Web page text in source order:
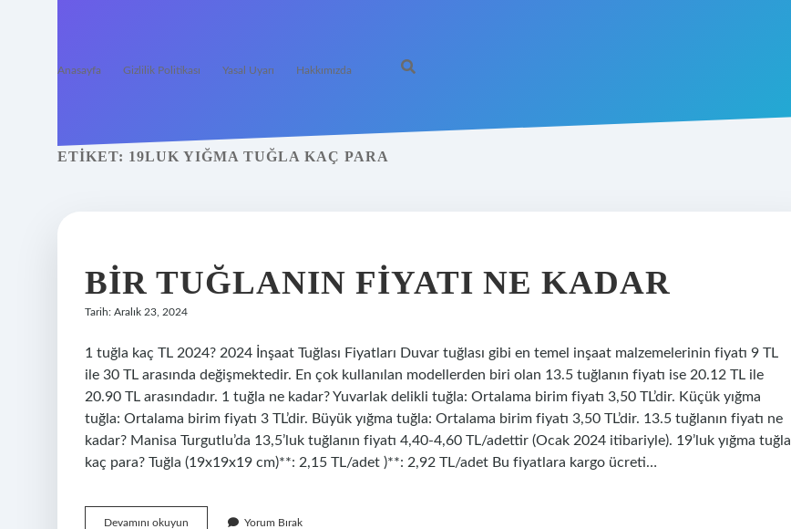
Anasayfa Gizlilik Politikası Yasal Uyarı Hakkımızda
ETIKET: 19LUK YIĞMA TUĞLA KAÇ PARA
BIR TUĞLANIN FIYATI NE KADAR
Tarih: Aralık 23, 2024
1 tuğla kaç TL 2024? 2024 İnşaat Tuğlası Fiyatları Duvar tuğlası gibi en temel inşaat malzemelerinin fiyatı 9 TL
ile 30 TL arasında değişmektedir. En çok kullanılan modellerden biri olan 13.5 tuğlanın fiyatı ise 20.12 TL ile
20.90 TL arasındadır. 1 tuğla ne kadar? Yuvarlak delikli tuğla: Ortalama birim fiyatı 3,50 TL’dir. Küçük yığma
tuğla: Ortalama birim fiyatı 3 TL’dir. Büyük yığma tuğla: Ortalama birim fiyatı 3,50 TL’dir. 13.5 tuğlanın fiyatı ne
kadar? Manisa Turgutlu’da 13,5’luk tuğlanın fiyatı 4,40-4,60 TL/adettir (Ocak 2024 itibariyle). 19’luk yığma tuğla
kaç para? Tuğla (19x19x19 cm)**: 2,15 TL/adet )**: 2,92 TL/adet Bu fiyatlara kargo ücreti…
Devamını okuyun Yorum Bırak